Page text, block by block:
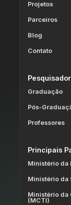
Projetos
Parceiros
Blog
Contato
Graduação
Pós-
Professores
Principais
Ministério da
Ministério da
Ministério da
(MCTI)